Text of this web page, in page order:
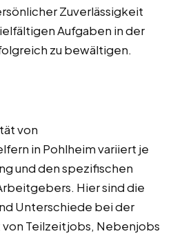
Zuverlässigkeit
Aufgaben in der
zu bewältigen.
von
in Pohlheim variiert je
und den spezifischen
Hier sind die
Unterschiede bei der
Teilzeitjobs, Nebenjobs